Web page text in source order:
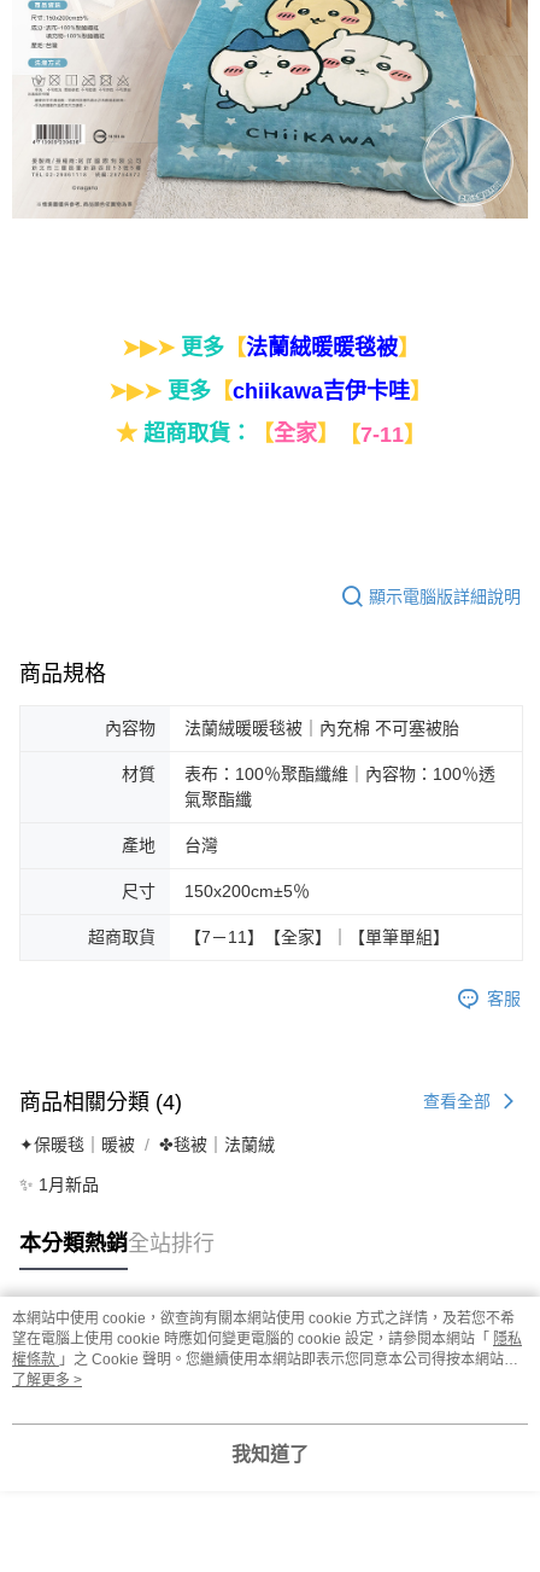
➤▶➤ 更多【法蘭絨暖暖毯被】
➤▶➤ 更多 【chiikawa吉伊卡哇】
★ 超商取貨： 【全家】 【7-11】
顯示電腦版詳細說明
商品規格
內容物 法蘭絨暖暖毯被｜內充棉 不可塞被胎
材質
表布：100％聚酯纖維｜內容物：100％透
氣聚酯纖
產地 台灣
尺寸 150x200cm±5％
超商取貨 【7－11】【全家】｜【單筆單組】
客服
商品相關分類 (4) 查看全部
✦保暖毯｜暖被 ✤毯被｜法蘭絨
✨ 1月新品
本分類熱銷全站排行
熱門標籤
本網站中使用 cookie，欲查詢有關本網站使用 cookie 方式之詳情，及若您不希
望在電腦上使用 cookie 時應如何變更電腦的 cookie 設定，請參閱本網站「 隱私
權條款 」之 Cookie 聲明。您繼續使用本網站即表示您同意本公司得按本網站使
用條款之 Cookie 聲明使用 cookie。
了解更多 >
我知道了